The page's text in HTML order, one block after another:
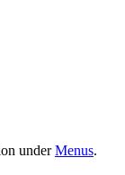
underMenus.